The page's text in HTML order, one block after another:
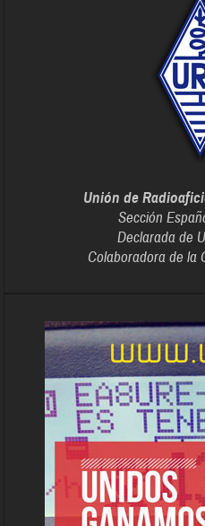
Unión de
Sección
Declarada de
Colaboradora de la